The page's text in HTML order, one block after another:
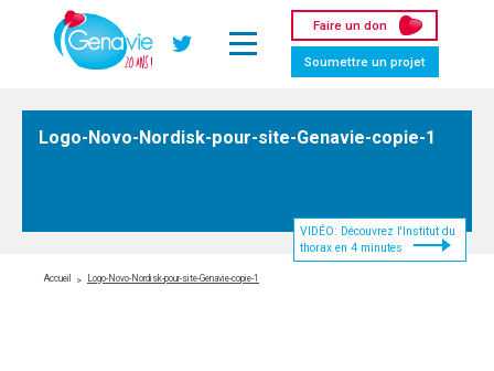
Twitter
Faire un don
Soumettre un projet
Logo-Novo-Nordisk-pour-site-Genavie-copie-1
Accueil Logo-Novo-Nordisk-pour-site-Genavie-copie-1
VIDÉO: Découvrez l'Institut du
thorax en 4 minutes
Panneau de gestion des cookies